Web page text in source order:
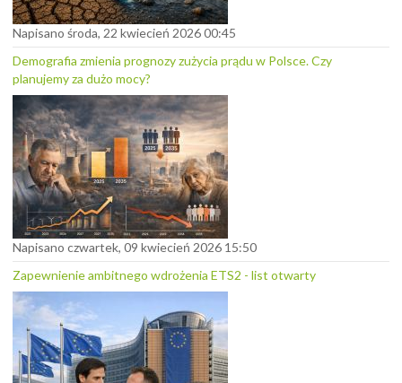
Napisano środa, 22 kwiecień 2026 00:45
Demografia zmienia prognozy zużycia prądu w Polsce. Czy
planujemy za dużo mocy?
Napisano czwartek, 09 kwiecień 2026 15:50
Zapewnienie ambitnego wdrożenia ETS2 - list otwarty